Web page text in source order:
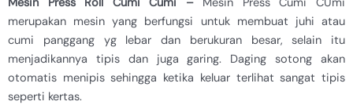
merupakan mesin yang berfungsi untuk membuat juhi atau
cumi panggang yg lebar dan berukuran besar, selain itu
menjadikannya tipis dan juga garing. Daging sotong akan
otomatis menipis sehingga ketika keluar terlihat sangat tipis
seperti kertas.